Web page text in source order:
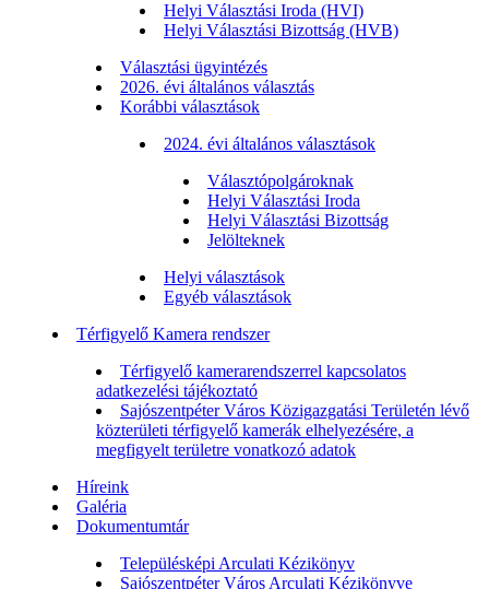
Helyi Választási Iroda (HVI)
Helyi Választási Bizottság (HVB)
Választási ügyintézés
2026. évi általános választás
Korábbi választások
2024. évi általános választások
Választópolgároknak
Helyi Választási Iroda
Helyi Választási Bizottság
Jelölteknek
Helyi választások
Egyéb választások
Térfigyelő Kamera rendszer
Térfigyelő kamerarendszerrel kapcsolatos
adatkezelési tájékoztató
Sajószentpéter Város Közigazgatási Területén lévő
közterületi térfigyelő kamerák elhelyezésére, a
megfigyelt területre vonatkozó adatok
Híreink
Galéria
Dokumentumtár
Településképi Arculati Kézikönyv
Sajószentpéter Város Arculati Kézikönyve